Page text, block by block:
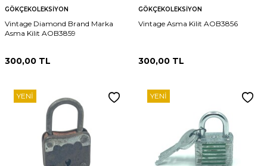
GÖKÇEKOLEKSIYON
Vintage Diamond Brand Marka
Asma Kilit AOB3859
300,00 TL
GÖKÇEKOLEKSIYON
Vintage Asma Kilit AOB3856
300,00 TL
YENI YENI